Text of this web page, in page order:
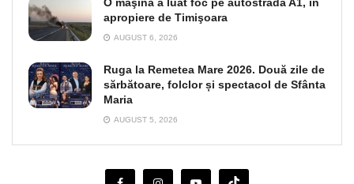
O maşină a luat foc pe autostrada A1, în
apropiere de Timişoara
AUGUST 6, 2026
Ruga la Remetea Mare 2026. Două zile de
sărbătoare, folclor și spectacol de Sfânta
Maria
AUGUST 5, 2026